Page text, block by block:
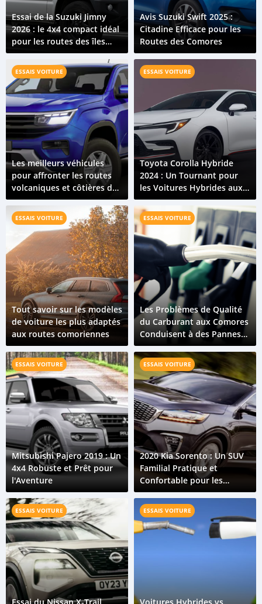
Essai de la Suzuki Jimny
2026 : le 4x4 compact idéal
pour les routes des îles
Comores
Avis Suzuki Swift 2025 :
Citadine Efficace pour les
Routes des Comores
ESSAIS VOITURE
Les meilleurs véhicules
pour affronter les routes
volcaniques et côtières des
Comores
ESSAIS VOITURE
Toyota Corolla Hybride
2024 : Un Tournant pour
les Voitures Hybrides aux
Comores
ESSAIS VOITURE
Tout savoir sur les modèles
de voiture les plus adaptés
aux routes comoriennes
ESSAIS VOITURE
Les Problèmes de Qualité
du Carburant aux Comores
Conduisent à des Pannes
de Véhicules
ESSAIS VOITURE
Mitsubishi Pajero 2019 : Un
4x4 Robuste et Prêt pour
l'Aventure
ESSAIS VOITURE
2020 Kia Sorento : Un SUV
Familial Pratique et
Confortable pour les
Routes des Comores
ESSAIS VOITURE ESSAIS VOITURE